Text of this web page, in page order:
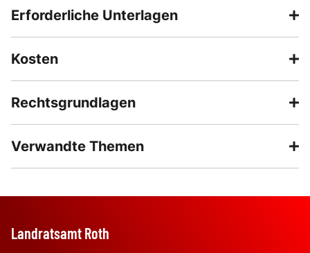
Erforderliche Unterlagen
Kosten
Rechtsgrundlagen
Verwandte Themen
Landratsamt Roth